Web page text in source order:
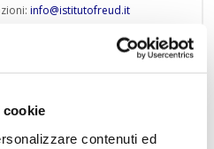
contenuti ed
info@istitutofreud.it
I campi
con*